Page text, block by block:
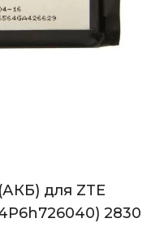
для ZTE
2830